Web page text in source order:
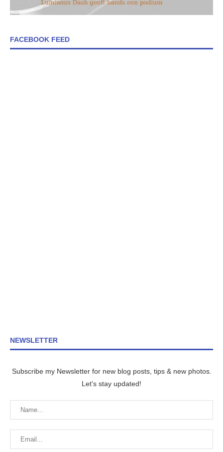
FACEBOOK FEED
NEWSLETTER
Subscribe my Newsletter for new blog posts, tips & new photos.
Let's stay updated!